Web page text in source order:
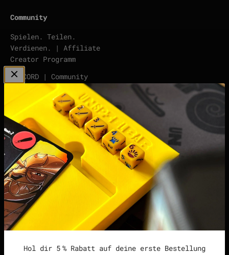
Hol dir 5 % Rabatt auf deine erste Bestellung
Community
Spielen. Teilen.
Verdienen. | Affiliate
Creator Programm
DISCORD | Community
points | Score Tracker
Podcast
Impressum
Datenschutzerklärung
Widerrufsrecht &
Widerrufsformular
Allgemeine
Geschäftsbedingungen